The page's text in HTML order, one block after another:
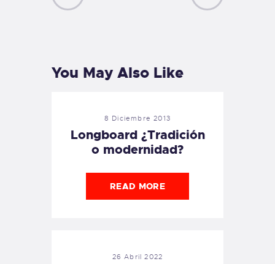
You May Also Like
8 Diciembre 2013
Longboard ¿Tradición
o modernidad?
READ MORE
26 Abril 2022